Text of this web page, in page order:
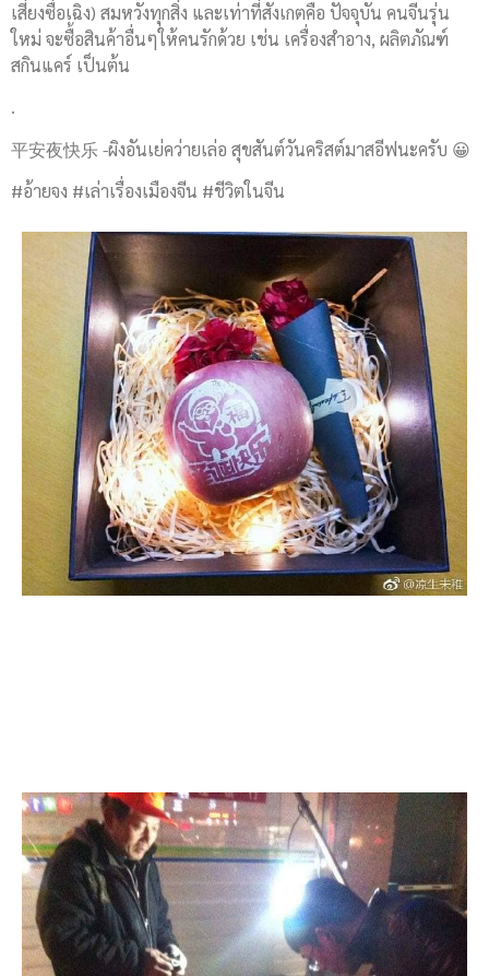
เสี่ยงซื่อเฉิง) สมหวังทุกสิ่ง และเท่าที่สังเกตคือ ปัจจุบัน คนจีนรุ่น
ใหม่ จะซื้อสินค้าอื่นๆให้คนรักด้วย เช่น เครื่องสำอาง, ผลิตภัณฑ์
สกินแคร์ เป็นต้น
.
平安夜快乐 -ผิงอันเย่คว่ายเล่อ สุขสันต์วันคริสต์มาสอีฟนะครับ 😀
#อ้ายจง #เล่าเรื่องเมืองจีน #ชีวิตในจีน